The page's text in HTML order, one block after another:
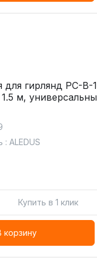
для гирлянд PC-B-
м,
ALEDUS
Купить в 1 клик
корзину